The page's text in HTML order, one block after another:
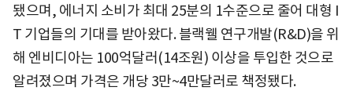
됐으며, 에너지 소비가 최대 25분의 1수준으로 줄어 대형 I
T 기업들의 기대를 받아왔다. 블랙웰 연구개발(R&D)을 위
해 엔비디아는 100억달러(14조원) 이상을 투입한 것으로
알려졌으며 가격은 개당 3만~4만달러로 책정됐다.